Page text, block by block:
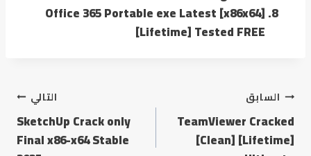
Office 365 Portable exe Latest [x86x64]
[Lifetime] Tested FREE
السابق
TeamViewer Cracked
[Clean] [Lifetime]
التالي
SketchUp Crack only
Final x86-x64 Stable